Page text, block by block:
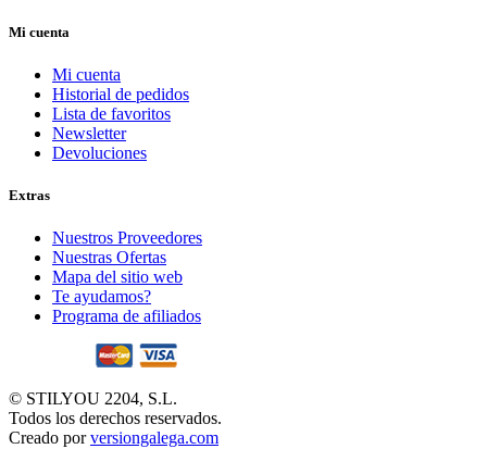
Mi cuenta
Mi cuenta
Historial de pedidos
Lista de favoritos
Newsletter
Devoluciones
Extras
Nuestros Proveedores
Nuestras Ofertas
Mapa del sitio web
Te ayudamos?
Programa de afiliados
© STILYOU 2204, S.L.
Todos los derechos reservados.
Creado porversiongalega.com